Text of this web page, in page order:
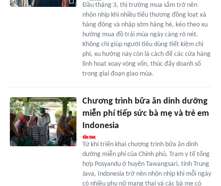
Đầu tháng 3, thị trường mua sắm trở nên
nhộn nhịp khi nhiều tiểu thương đồng loạt xả
hàng đông và nhập sớm hàng hè, kéo theo xu
hướng mua đồ trái mùa ngày càng rõ nét.
Không chỉ giúp người tiêu dùng tiết kiệm chi
phí, xu hướng này còn là cách để các cửa hàng
linh hoạt xoay vòng vốn, thúc đẩy doanh số
trong giai đoạn giao mùa.
Chương trình bữa ăn dinh dưỡng
miễn phí tiếp sức bà mẹ và trẻ em
Indonesia
Từ khi triển khai chương trình bữa ăn dinh
dưỡng miễn phí của Chính phủ, Trạm y tế tổng
hợp Posyandu ở huyện Tawangsari, tỉnh Trung
Java, Indonesia trở nên nhộn nhịp khi mỗi ngày
có nhiều phụ nữ mang thai và các bà mẹ có